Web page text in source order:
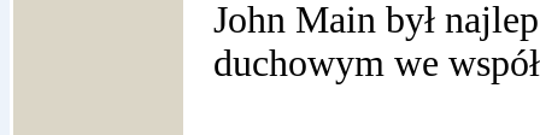
John Main był
duchowym we